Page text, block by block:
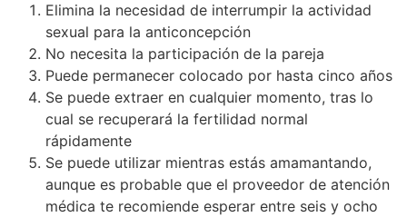
Elimina la necesidad de interrumpir la actividad
sexual para la anticoncepción
No necesita la participación de la pareja
Puede permanecer colocado por hasta cinco años
Se puede extraer en cualquier momento, tras lo
cual se recuperará la fertilidad normal
rápidamente
Se puede utilizar mientras estás amamantando,
aunque es probable que el proveedor de atención
médica te recomiende esperar entre seis y ocho